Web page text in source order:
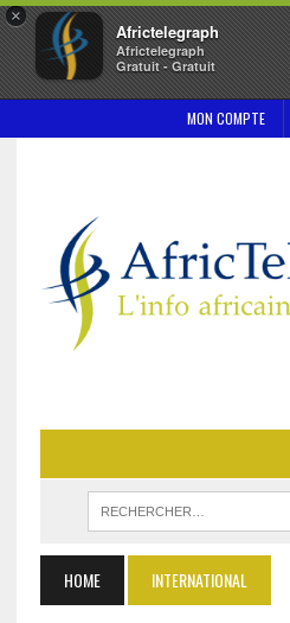
×
Africtelegraph
Africtelegraph
Gratuit - Gratuit
MON COMPTE
HOME INTERNATIONAL